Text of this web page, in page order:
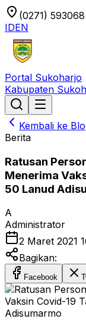
location_on (0271) 593068
IDEN
Portal Sukoharjo
Kabupaten
Kembali ke
Berita
Ratusan
Menerima
50 Lanud
A
Administrator
2 Maret 2021
Bagikan:
Facebook